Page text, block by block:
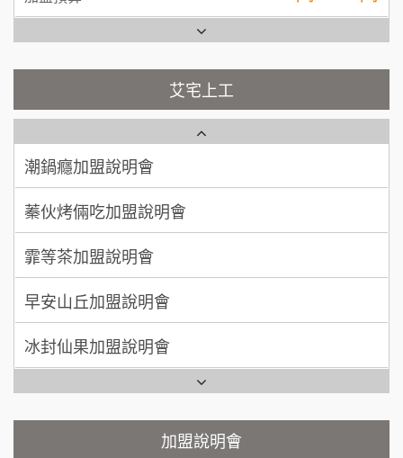
吳 先生/小姐 屏東縣
加盟預算 100萬~200萬
周 先生/小姐 台北
加盟預算 100萬 ~150萬
徐 先生/小姐 新北市
加盟預算
何 先生/小姐
加盟預算
呂 先生/小姐
加盟預算 200萬~400萬
顏 先生/小姐 台北市
艾宅上工
NU PASTA義大利麵加盟說明會
潮鍋癮加盟說明會
蓁伙烤倆吃加盟說明會
霏等茶加盟說明會
早安山丘加盟說明會
冰封仙果加盟說明會
Ramble Café 漫步藍咖啡加盟說明會
微風亭鐵板燒加盟說明會
加盟說明會
藍象廷泰式火鍋加盟說明會
日十。早午食加盟說明會
上宇林加盟說明會
莫尼早餐Morni加盟說明會
手作功夫茶加盟說明會
SHARE TEA歇腳亭加盟說明會
潮味決-湯滷專門店加盟說明會
鮮茶道加盟說明會